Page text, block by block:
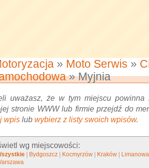
» Moto Serwis »
» Myjnia
uważasz, że w tym miejscu powinna
stronie WWW lub firmie przejdź do
wpis lub wybierz z listy swoich wpisów.
wg miejscowości:
Bydgoszcz Kocmyrzów Kraków
Limanowa